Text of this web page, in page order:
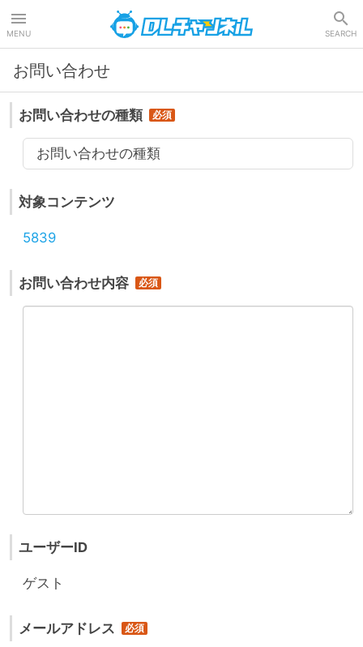
MENU SEARCH
お問い合わせ
お問い合わせの種類
お問い合わせの種類
対象コンテンツ
5839
お問い合わせ内容
ユーザーID
ゲスト
メールアドレス